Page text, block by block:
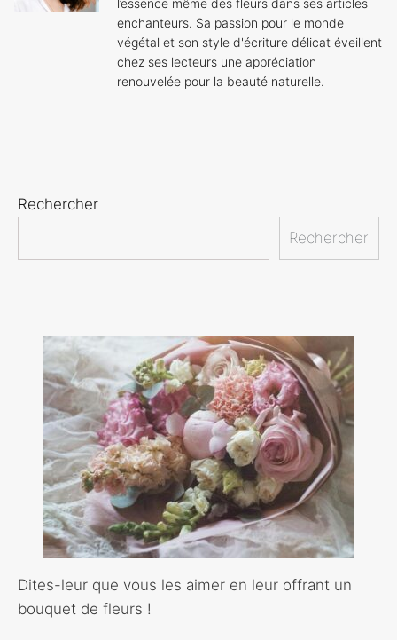
l’essence même des fleurs dans ses articles
enchanteurs. Sa passion pour le monde
végétal et son style d'écriture délicat éveillent
chez ses lecteurs une appréciation
renouvelée pour la beauté naturelle.
Rechercher
Rechercher
Dites-leur que vous les aimer en leur offrant un
bouquet de fleurs !